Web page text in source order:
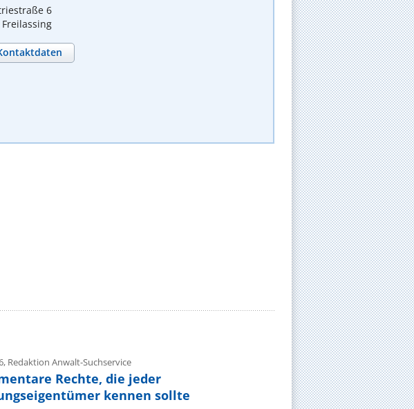
6
Freilassing
Redaktion Anwalt-Suchservice
Rechte, die jeder
kennen sollte